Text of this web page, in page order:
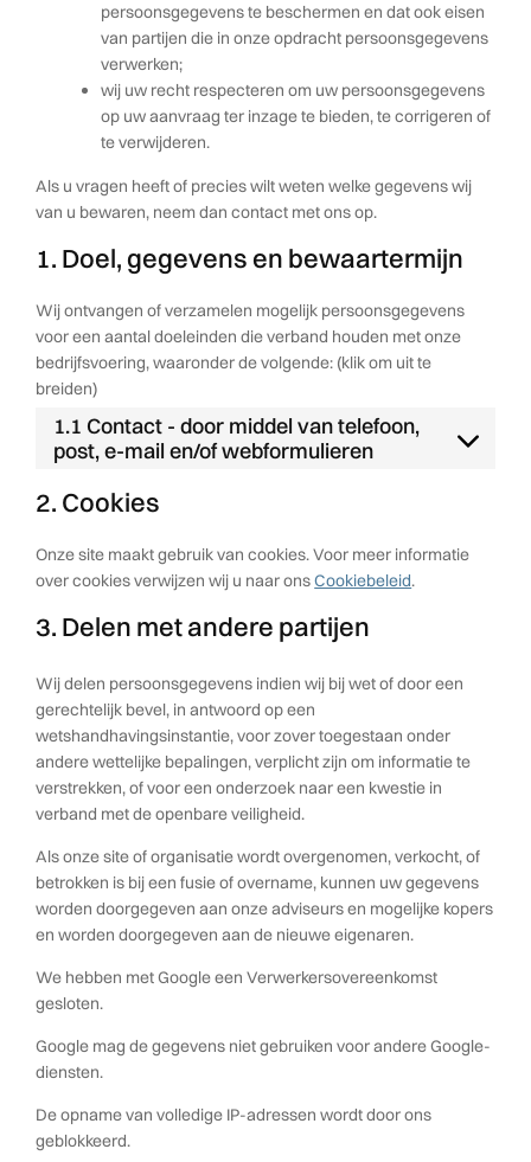
persoonsgegevens te beschermen en dat ook eisen
van partijen die in onze opdracht persoonsgegevens
verwerken;
wij uw recht respecteren om uw persoonsgegevens
op uw aanvraag ter inzage te bieden, te corrigeren of
te verwijderen.
Als u vragen heeft of precies wilt weten welke gegevens wij
van u bewaren, neem dan contact met ons op.
1. Doel, gegevens en bewaartermijn
Wij ontvangen of verzamelen mogelijk persoonsgegevens
voor een aantal doeleinden die verband houden met onze
bedrijfsvoering, waaronder de volgende: (klik om uit te
breiden)
1.1 Contact - door middel van telefoon,
post, e-mail en/of webformulieren
2. Cookies
Onze site maakt gebruik van cookies. Voor meer informatie
over cookies verwijzen wij u naar onsCookiebeleid.
3. Delen met andere partijen
Wij delen persoonsgegevens indien wij bij wet of door een
gerechtelijk bevel, in antwoord op een
wetshandhavingsinstantie, voor zover toegestaan onder
andere wettelijke bepalingen, verplicht zijn om informatie te
verstrekken, of voor een onderzoek naar een kwestie in
verband met de openbare veiligheid.
Als onze site of organisatie wordt overgenomen, verkocht, of
betrokken is bij een fusie of overname, kunnen uw gegevens
worden doorgegeven aan onze adviseurs en mogelijke kopers
en worden doorgegeven aan de nieuwe eigenaren.
We hebben met Google een Verwerkersovereenkomst
gesloten.
Google mag de gegevens niet gebruiken voor andere Google-
diensten.
De opname van volledige IP-adressen wordt door ons
geblokkeerd.